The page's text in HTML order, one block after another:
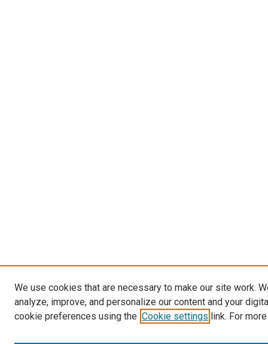
We use cookies that are necessary to make our site work.
analyze, improve, and personalize our content and your
cookie preferences using the Cookie settings link. For